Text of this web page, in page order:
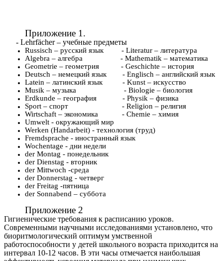
Приложение 1.
- Lehrfächer – учебные предметы
Russisch – русский язык - Literatur – литература
Algebra – алгебра - Mathematik – математика
Geometrie – геометрия - Geschichte – история
Deutsch – немецкий язык - Englisch – английский язык
Latein – латинский язык - Kunst – искусство
Musik – музыка - Biologie – биология
Erdkunde – география - Physik – физика
Sport – спорт - Religion – религия
Wirtschaft – экономика - Chemie – химия
Umwelt - окружающий мир
Werken (Handarbeit) - технология (труд)
Fremdsprache - иностранный язык
Wochentage - дни недели
der Montag - понедельник
der Dienstag - вторник
der Mittwoch -среда
der Donnerstag - четверг
der Freitag -пятница
der Sonnabend – суббота
Приложение 2
Гигиенические требования к расписанию уроков.
Современными научными исследованиями установлено, что
биоритмологический оптимум умственной
работоспособности у детей школьного возраста приходится на
интервал 10-12 часов. В эти часы отмечается наибольшая